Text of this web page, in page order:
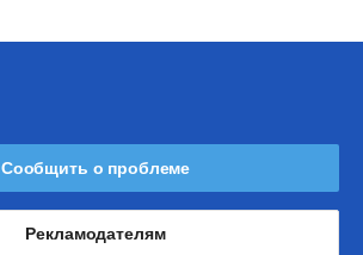
Сообщить о проблеме
Рекламодателям